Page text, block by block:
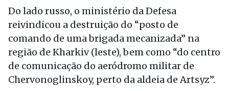
Do lado russo, o ministério da Defesa
reivindicou a destruição do “posto de
comando de uma brigada mecanizada” na
região de Kharkiv (leste), bem como “do centro
de comunicação do aeródromo militar de
Chervonoglinskoy, perto da aldeia de Artsyz”.